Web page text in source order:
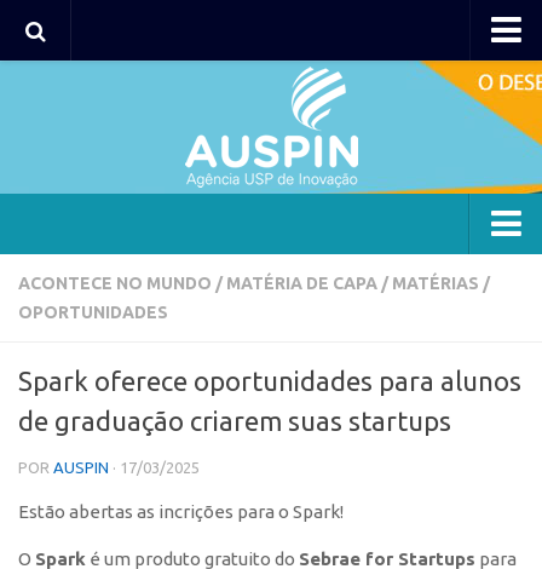
Agência
Institucional
Polo Capital
Polo Lorena
Polo Ribeirão Preto
Polo São Carlos
ACONTECE NO MUNDO / MATÉRIA DE CAPA / MATÉRIAS /
OPORTUNIDADES
Spark oferece oportunidades para alunos
de graduação criarem suas startups
POR AUSPIN · 17/03/2025
Estão abertas as incrições para o Spark!
O Spark é um produto gratuito do Sebrae for Startups para